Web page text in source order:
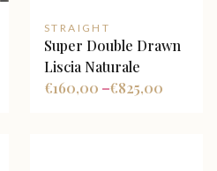
STRAIGHT
Super Double Drawn
Liscia Naturale
160,00
€ – 825,00
€